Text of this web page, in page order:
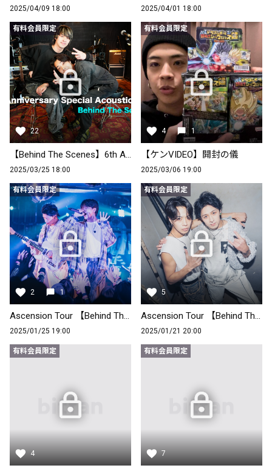
2025/04/09 18:00 2025/04/01 18:00
有料会員限定
22
【Behind The Scenes】6th Anniversary Special Acoustic Live
2025/03/25 18:00
有料会員限定
4 1
【ケンVIDEO】開封の儀
2025/03/06 19:00
有料会員限定
2 1
Ascension Tour 【Behind The Scene Part.2】
2025/01/25 19:00
有料会員限定
5
Ascension Tour 【Behind The Scene Part.1】
2025/01/21 20:00
有料会員限定
4
有料会員限定
7